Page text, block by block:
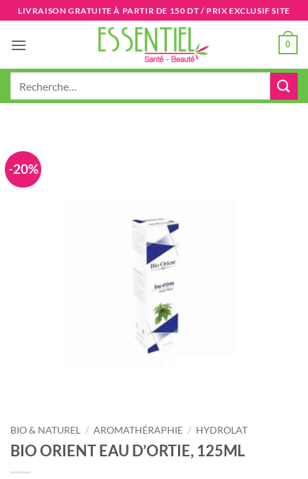
Passer
au
contenu
LIVRAISON GRATUITE À PARTIR DE 150 DT / PRIX EXCLUSIF SITE
0
-20%
BIO & NATUREL / AROMATHÉRAPHIE / HYDROLAT
BIO ORIENT EAU D’ORTIE, 125ML